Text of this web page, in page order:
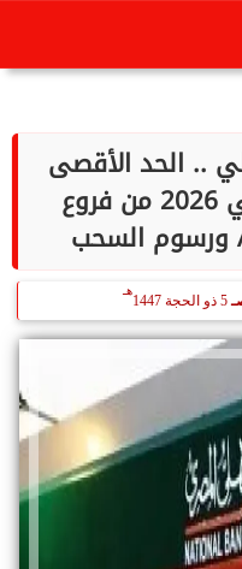
.. الحد الأقصى
للسحب والإيداع اليومي 2026 من فروع
5 ذو الحجة 1447
هـ